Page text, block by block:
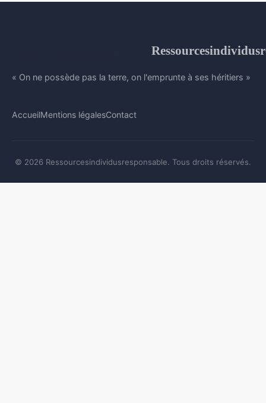
« On ne possède pas la terre, on l'emprunte à ses héritiers »
AccueilMentions légalesContact
© 2026 Ressourcesindividusresponsable. Tous droits réservés.